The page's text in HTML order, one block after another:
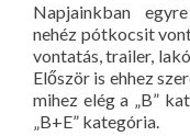
Napjainkban
nehéz pótkocsit
vontatás, trailer,
Először is ehhez
mihez elég a „B”
„B+E” kategória.